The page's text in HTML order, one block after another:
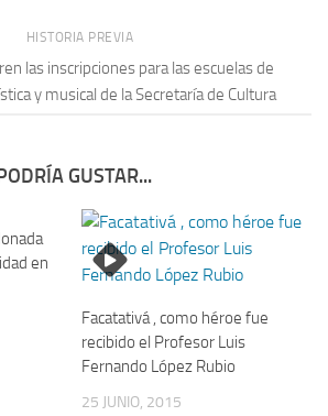
HISTORIA PREVIA
las inscripciones para las escuelas de
y musical de la Secretaría de Cultura
GUSTAR...
en
Facatativá , como héroe fue
recibido el Profesor Luis
Fernando López Rubio
25 JUNIO, 2015